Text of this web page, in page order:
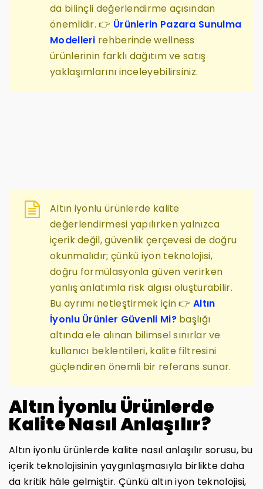
da bilinçli değerlendirme açısından
önemlidir. 👉 Ürünlerin Pazara Sunulma
Modelleri rehberinde wellness
ürünlerinin farklı dağıtım ve satış
yaklaşımlarını inceleyebilirsiniz.
Altın iyonlu ürünlerde kalite
değerlendirmesi yapılırken yalnızca
içerik değil, güvenlik çerçevesi de doğru
okunmalıdır; çünkü iyon teknolojisi,
doğru formülasyonla güven verirken
yanlış anlatımla risk algısı oluşturabilir.
Bu ayrımı netleştirmek için 👉Altın
İyonlu Ürünler Güvenli Mi?başlığı
altında ele alınan bilimsel sınırlar ve
kullanıcı beklentileri, kalite filtresini
güçlendiren önemli bir referans sunar.
Altın İyonlu Ürünlerde
Kalite Nasıl Anlaşılır?
Altın iyonlu ürünlerde kalite nasıl anlaşılır sorusu, bu
içerik teknolojisinin yaygınlaşmasıyla birlikte daha
da kritik hâle gelmiştir. Çünkü altın iyon teknolojisi,